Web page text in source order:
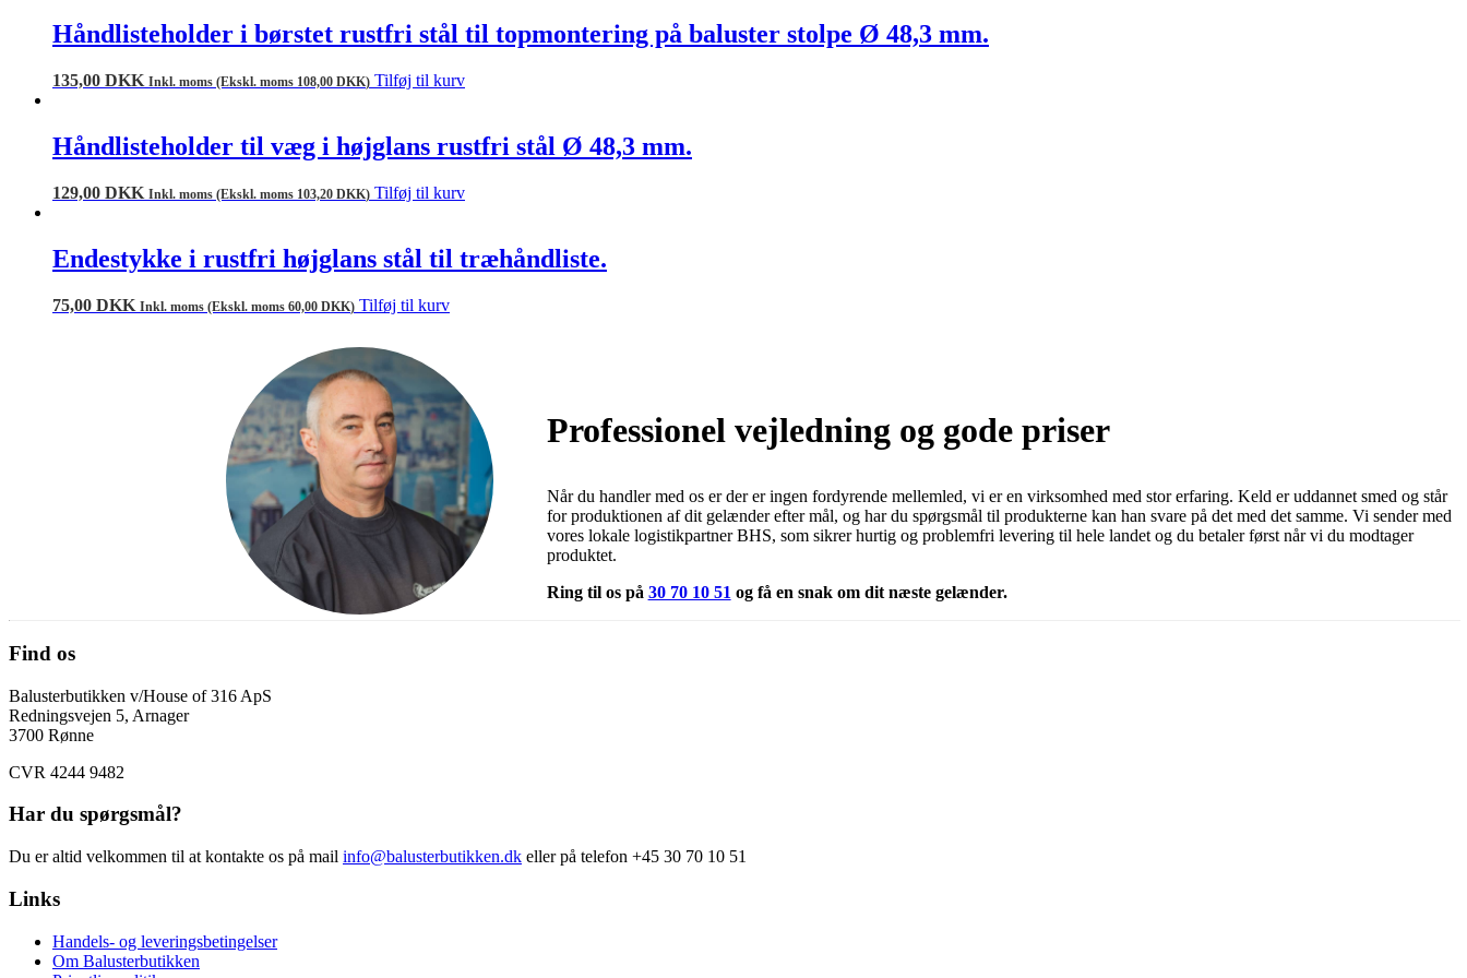
Håndlisteholder i børstet rustfri stål til topmontering på baluster stolpe Ø 48,3 mm.
135,00 DKK Inkl. moms (Ekskl. moms 108,00 DKK) Tilføj til kurv
Håndlisteholder til væg i højglans rustfri stål Ø 48,3 mm.
129,00 DKK Inkl. moms (Ekskl. moms 103,20 DKK) Tilføj til kurv
Endestykke i rustfri højglans stål til træhåndliste.
75,00 DKK Inkl. moms (Ekskl. moms 60,00 DKK) Tilføj til kurv
Professionel vejledning og gode priser
Når du handler med os er der er ingen fordyrende mellemled, vi er en virksomhed med stor erfaring. Keld er uddannet smed og står
for produktionen af dit gelænder efter mål, og har du spørgsmål til produkterne kan han svare på det med det samme. Vi sender med
vores lokale logistikpartner BHS, som sikrer hurtig og problemfri levering til hele landet og du betaler først når vi du modtager
produktet.
Ring til os på 30 70 10 51 og få en snak om dit næste gelænder.
Find os
Balusterbutikken v/House of 316 ApS
Redningsvejen 5, Arnager
3700 Rønne
CVR 4244 9482
Har du spørgsmål?
Du er altid velkommen til at kontakte os på mail info@balusterbutikken.dk eller på telefon +45 30 70 10 51
Links
Handels- og leveringsbetingelser
Om Balusterbutikken